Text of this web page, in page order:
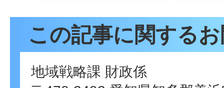
この記事に関する
地域戦略課 財政係